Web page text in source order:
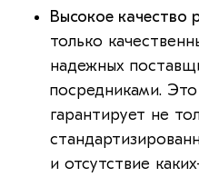
Высокое качество
только
надежных
посредниками.
гарантирует не
и отсутствие